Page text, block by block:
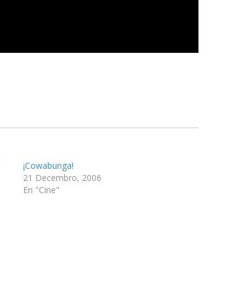
¡Cowabunga!
21 Decembro, 2006
En "Cine"